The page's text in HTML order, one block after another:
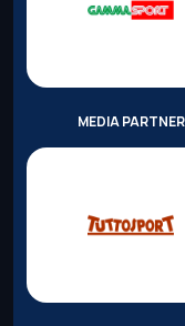
MEDIA PARTNER